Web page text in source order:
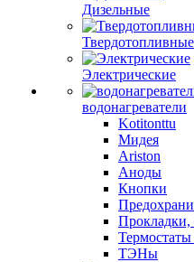
Дизельные
Твердотопливные
Электрические
водонагреватели
Kotitonttu
Мидея
Ariston
Аноды
Кнопки
Прокладки,
ТЭНы